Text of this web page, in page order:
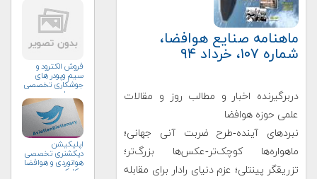
ماهنامه صنایع هوافضا،
شماره ۱۰۷، خرداد ۹۴
دربرگیرنده‌ اخبار و مطالب روز و مقالات
علمی حوزه هوافضا
نبردهای آینده-طرح ضربت آنی جهانی؛
ماهواره‌ها کوچک‌تر-عکس‌ها بزرگ‌تر؛
تزریقگر پینتلی؛ عزم دنیای رادار برای مقابله
فروش الکترود و
سیم وپودر های
جوشکاری تخصصی
ومعمولی
اپلیکیشن
دیکشنری تخصصی
هوانوردی و هوافضا
چکاوک